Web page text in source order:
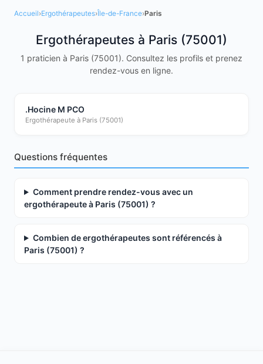
Accueil›Ergothérapeutes›Île-de-France›Paris
Ergothérapeutes à Paris (75001)
1 praticien à Paris (75001). Consultez les profils et prenez
rendez-vous en ligne.
.Hocine M PCO
Ergothérapeute à Paris (75001)
Questions fréquentes
Comment prendre rendez-vous avec un
ergothérapeute à Paris (75001) ?
Combien de ergothérapeutes sont référencés à
Paris (75001) ?